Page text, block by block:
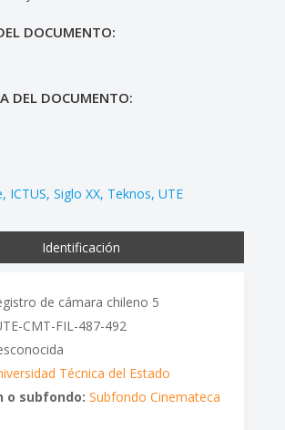
DOCUMENTO:
DEL DOCUMENTO:
ICTUS Siglo XX Teknos UTE
Identificación
de cámara chileno 5
CMT-FIL-487-492
Técnica del Estado
o subfondo: Subfondo Cinemateca